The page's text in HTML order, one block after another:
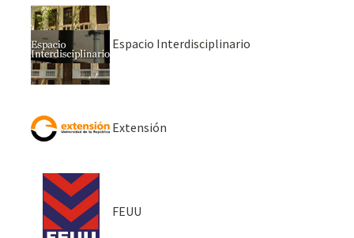
Espacio Interdisciplinario
Extensión
FEUU